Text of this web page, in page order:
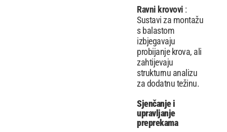
Ravni krovovi :
Sustavi za montažu
s balastom
izbjegavaju
probijanje krova, ali
zahtijevaju
strukturnu analizu
za dodatnu težinu.
Sjenčanje i
upravljanje
preprekama